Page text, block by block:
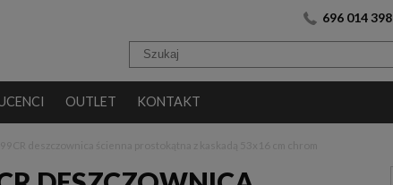
696 014 398
OUTLET KONTAKT